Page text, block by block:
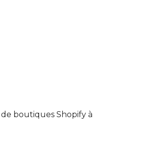
boutiques Shopify à